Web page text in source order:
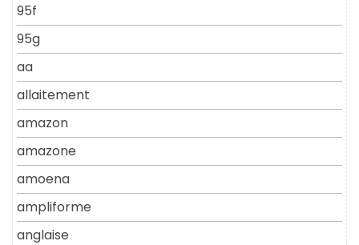
95f
95g
aa
allaitement
amazon
amazone
amoena
ampliforme
anglaise